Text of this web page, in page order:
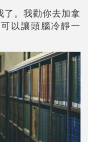
了。我勸你去加拿
以讓頭腦冷靜一